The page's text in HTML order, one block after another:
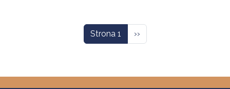
Strona 1 Następna strona
››